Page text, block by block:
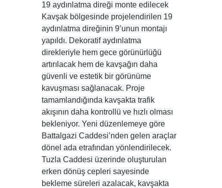
19 aydınlatma direği monte edilecek
Kavşak bölgesinde projelendirilen 19
aydınlatma direğinin 9’unun montajı
yapıldı. Dekoratif aydınlatma
direkleriyle hem gece görünürlüğü
artırılacak hem de kavşağın daha
güvenli ve estetik bir görünüme
kavuşması sağlanacak. Proje
tamamlandığında kavşakta trafik
akışının daha kontrollü ve hızlı olması
bekleniyor. Yeni düzenlemeye göre
Battalgazi Caddesi’nden gelen araçlar
dönel ada etrafından yönlendirilecek.
Tuzla Caddesi üzerinde oluşturulan
erken dönüş cepleri sayesinde
bekleme süreleri azalacak, kavşakta